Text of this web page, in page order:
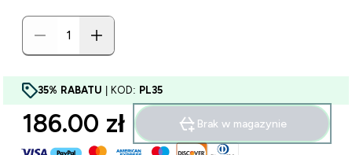
35% RABATU | KOD: PL35
186.00 zł‎ Brak w magazynie